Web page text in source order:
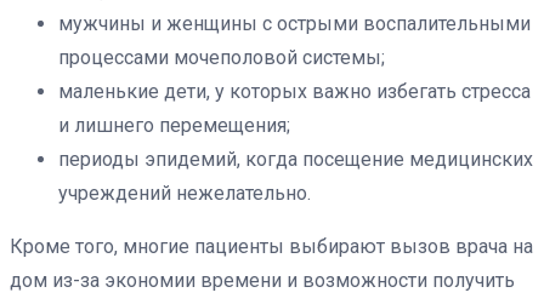
мужчины и женщины с острыми воспалительными
процессами мочеполовой системы;
маленькие дети, у которых важно избегать стресса
и лишнего перемещения;
периоды эпидемий, когда посещение медицинских
учреждений нежелательно.
Кроме того, многие пациенты выбирают вызов врача на
дом из-за экономии времени и возможности получить